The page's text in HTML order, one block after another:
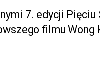
7. edycji Pięciu
filmu Wong